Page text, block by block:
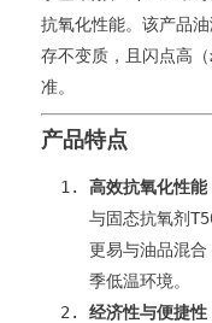
抗氧化性能。该产品
存不变质，且闪点高
准。
产品特点
高效抗氧化性能
与固态抗氧剂
更易与油品混
季低温环境。
经济性与便捷性